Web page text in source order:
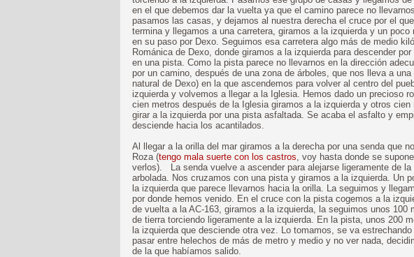
en el que debemos dar la vuelta ya que el camino parece no
pasamos las casas, y dejamos al nuestra derecha el cruce por el
termina y llegamos a una carretera, giramos a la izquierda y un
en su paso por Dexo. Seguimos esa carretera algo más de medio
Románica de Dexo, donde giramos a la izquierda para descender
en una pista. Como la pista parece no llevarnos en la dirección
por un camino, después de una zona de árboles, que nos lleva a
natural de Dexo) en la que ascendemos para volver al centro del
izquierda y volvemos a llegar a la Iglesia. Hemos dado un precioso
cien metros después de la Iglesia giramos a la izquierda y otros
girar a la izquierda por una pista asfaltada. Se acaba el asfalto y
desciende hacia los acantilados.
Al llegar a la orilla del mar giramos a la derecha por una senda que
Roza (tengo mala suerte con los castros, voy hasta donde se
verlos). La senda vuelve a ascender para alejarse ligeramente de
arbolada. Nos cruzamos con una pista y giramos a la izquierda. Un
la izquierda que parece llevarnos hacia la orilla. La seguimos y
por donde hemos venido. En el cruce con la pista cogemos a la
de vuelta a la AC-163, giramos a la izquierda, la seguimos unos
de tierra torciendo ligeramente a la izquierda. En la pista, unos 200
la izquierda que desciende otra vez. Lo tomamos, se va
pasar entre helechos de más de metro y medio y no ver nada,
de la que habíamos salido.